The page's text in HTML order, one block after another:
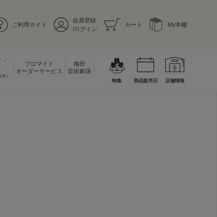
ご利用ガイド
会員登録
/ログイン
カート My本棚
）
ブロマイド
オーダーサービス
梅田
芸術劇場
特集 商品販売日 店舗情報